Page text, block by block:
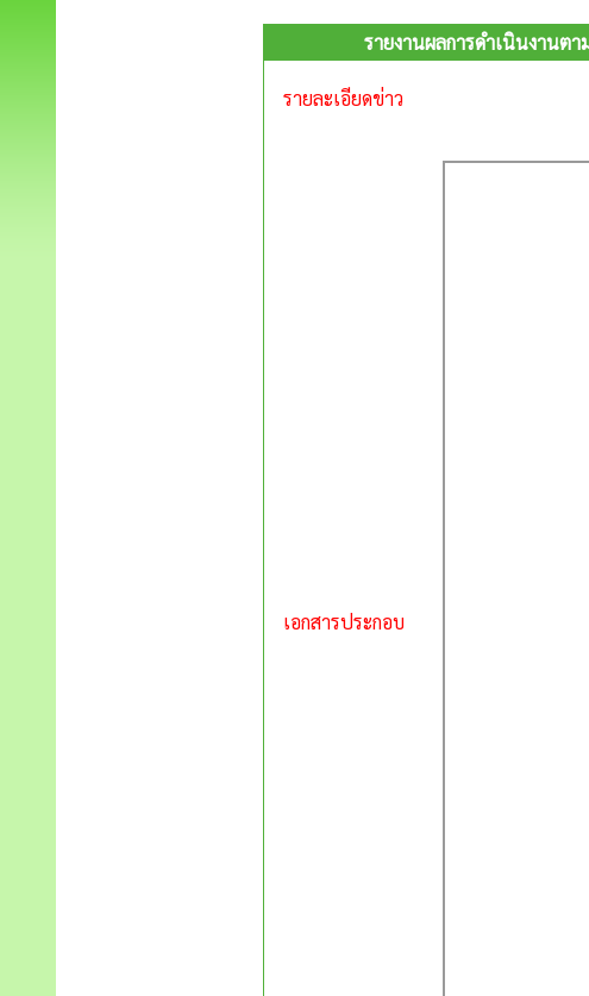
รายงานผลการดำเนินงานต
รายละเอียดข่าว
เอกสารประกอบ